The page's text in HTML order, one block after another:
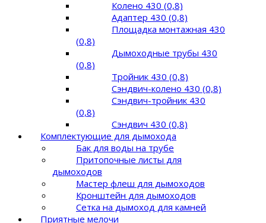
Колено 430 (0,8)
Адаптер 430 (0,8)
Площадка монтажная 430
(0,8)
Дымоходные трубы 430
(0,8)
Тройник 430 (0,8)
Сэндвич-колено 430 (0,8)
Сэндвич-тройник 430
(0,8)
Сэндвич 430 (0,8)
Комплектующие для дымохода
Бак для воды на трубе
Притопочные листы для
дымоходов
Мастер флеш для дымоходов
Кронштейн для дымоходов
Сетка на дымоход для камней
Приятные мелочи